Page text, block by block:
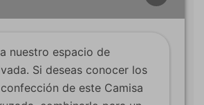
Facebook
nuestro espacio de
Si deseas conocer los
de este Camisa